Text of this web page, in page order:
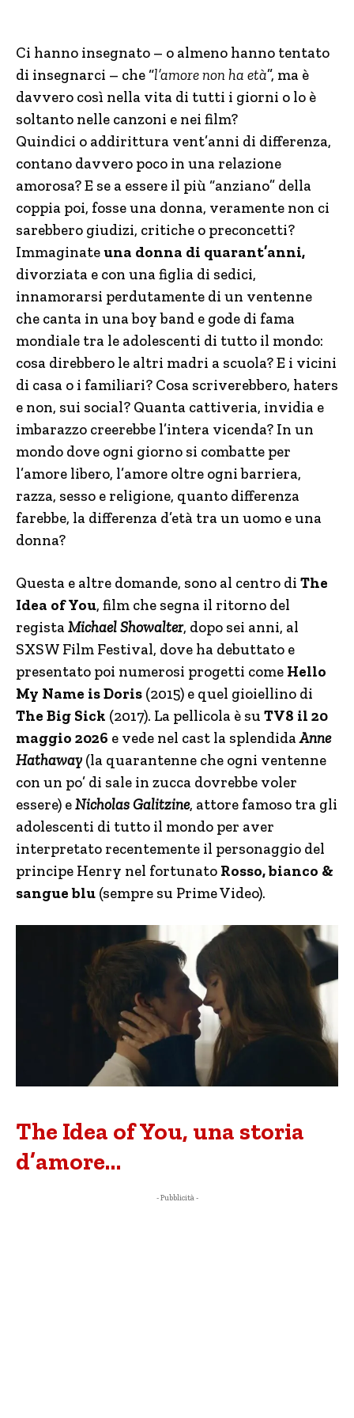
Ci hanno insegnato – o almeno hanno tentato
di insegnarci – che “l’amore non ha età”, ma è
davvero così nella vita di tutti i giorni o lo è
soltanto nelle canzoni e nei film?
Quindici o addirittura vent’anni di differenza,
contano davvero poco in una relazione
amorosa? E se a essere il più “anziano” della
coppia poi, fosse una donna, veramente non ci
sarebbero giudizi, critiche o preconcetti?
Immaginateuna donna di quarant’anni,
divorziata e con una figlia di sedici,
innamorarsi perdutamente di un ventenne
che canta in una boy band e gode di fama
mondiale tra le adolescenti di tutto il mondo:
cosa direbbero le altri madri a scuola? E i vicini
di casa o i familiari? Cosa scriverebbero, haters
e non, sui social? Quanta cattiveria, invidia e
imbarazzo creerebbe l’intera vicenda? In un
mondo dove ogni giorno si combatte per
l’amore libero, l’amore oltre ogni barriera,
razza, sesso e religione, quanto differenza
farebbe, la differenza d’età tra un uomo e una
donna?
Questa e altre domande, sono al centro di The
Idea of You, film che segna il ritorno del
registaMichael Showalter, dopo sei anni, al
SXSW Film Festival, dove ha debuttato e
presentato poi numerosi progetti come Hello
My Name is Doris (2015) e quel gioiellino di
The Big Sick (2017). La pellicola è su TV8 il 20
maggio 2026 e vede nel cast la splendidaAnne
Hathaway (la quarantenne che ogni ventenne
con un po’ di sale in zucca dovrebbe voler
essere) eNicholas Galitzine, attore famoso tra gli
adolescenti di tutto il mondo per aver
interpretato recentemente il personaggio del
principe Henry nel fortunato Rosso, bianco &
sangue blu (sempre su Prime Video).
The Idea of You, una storia
d’amore…
- Pubblicità -